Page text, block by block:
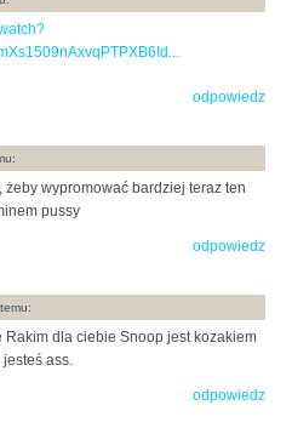
odpowiedz
żeby wypromować bardziej teraz ten
pussy
odpowiedz
Rakim dla ciebie Snoop jest kozakiem
jesteś ass.
odpowiedz